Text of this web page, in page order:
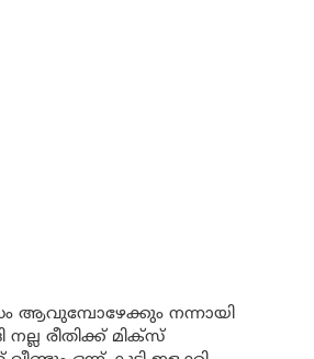
ആവുമ്പോഴേക്കും നന്നായി
നല്ല രീതിക്ക് മിക്സ്